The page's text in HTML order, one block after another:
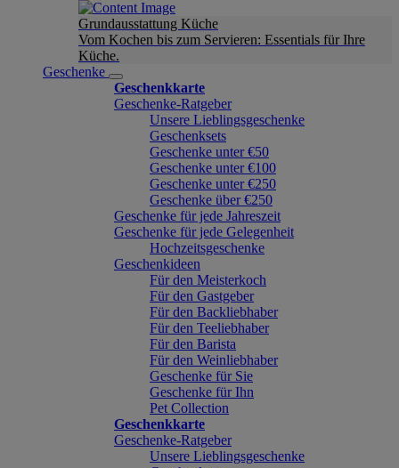
Grundausstattung Küche
Vom Kochen bis zum Servieren: Essentials für Ihre
Küche.
Geschenke
Geschenkkarte
Geschenke-Ratgeber
Unsere Lieblingsgeschenke
Geschenksets
Geschenke unter €50
Geschenke unter €100
Geschenke unter €250
Geschenke über €250
Geschenke für jede Jahreszeit
Geschenke für jede Gelegenheit
Hochzeitsgeschenke
Geschenkideen
Für den Meisterkoch
Für den Gastgeber
Für den Backliebhaber
Für den Teeliebhaber
Für den Barista
Für den Weinliebhaber
Geschenke für Sie
Geschenke für Ihn
Pet Collection
Geschenkkarte
Geschenke-Ratgeber
Unsere Lieblingsgeschenke